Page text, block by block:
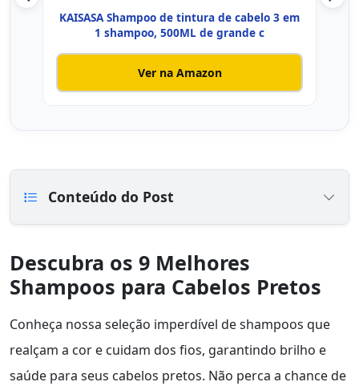
KAISASA Shampoo de tintura de cabelo 3 em
1 shampoo, 500ML de grande c
Ver na Amazon
Conteúdo do Post
Descubra os 9 Melhores
Shampoos para Cabelos Pretos
Conheça nossa seleção imperdível de shampoos que
realçam a cor e cuidam dos fios, garantindo brilho e
saúde para seus cabelos pretos. Não perca a chance de